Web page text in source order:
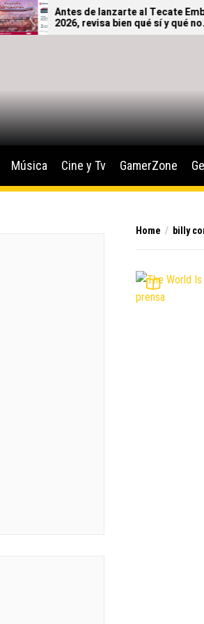
Antes de lanzarte al Tecate
2026, revisa bien qué sí y qué no
podrás ingresar al festival.
Música Cine y Tv GamerZone
Home billy